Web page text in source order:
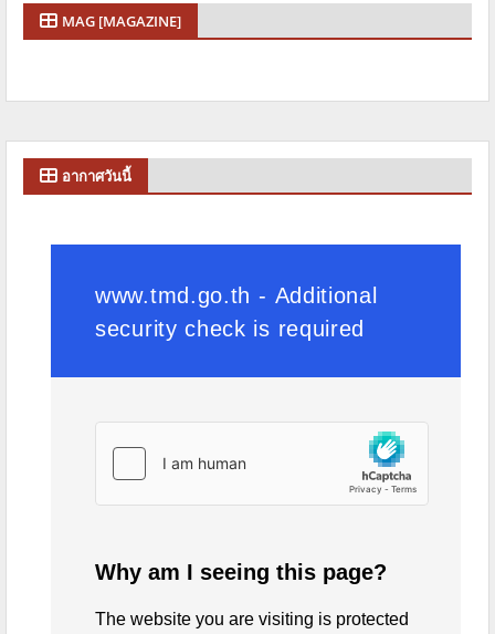
MAG [MAGAZINE]
อากาศวันนี้